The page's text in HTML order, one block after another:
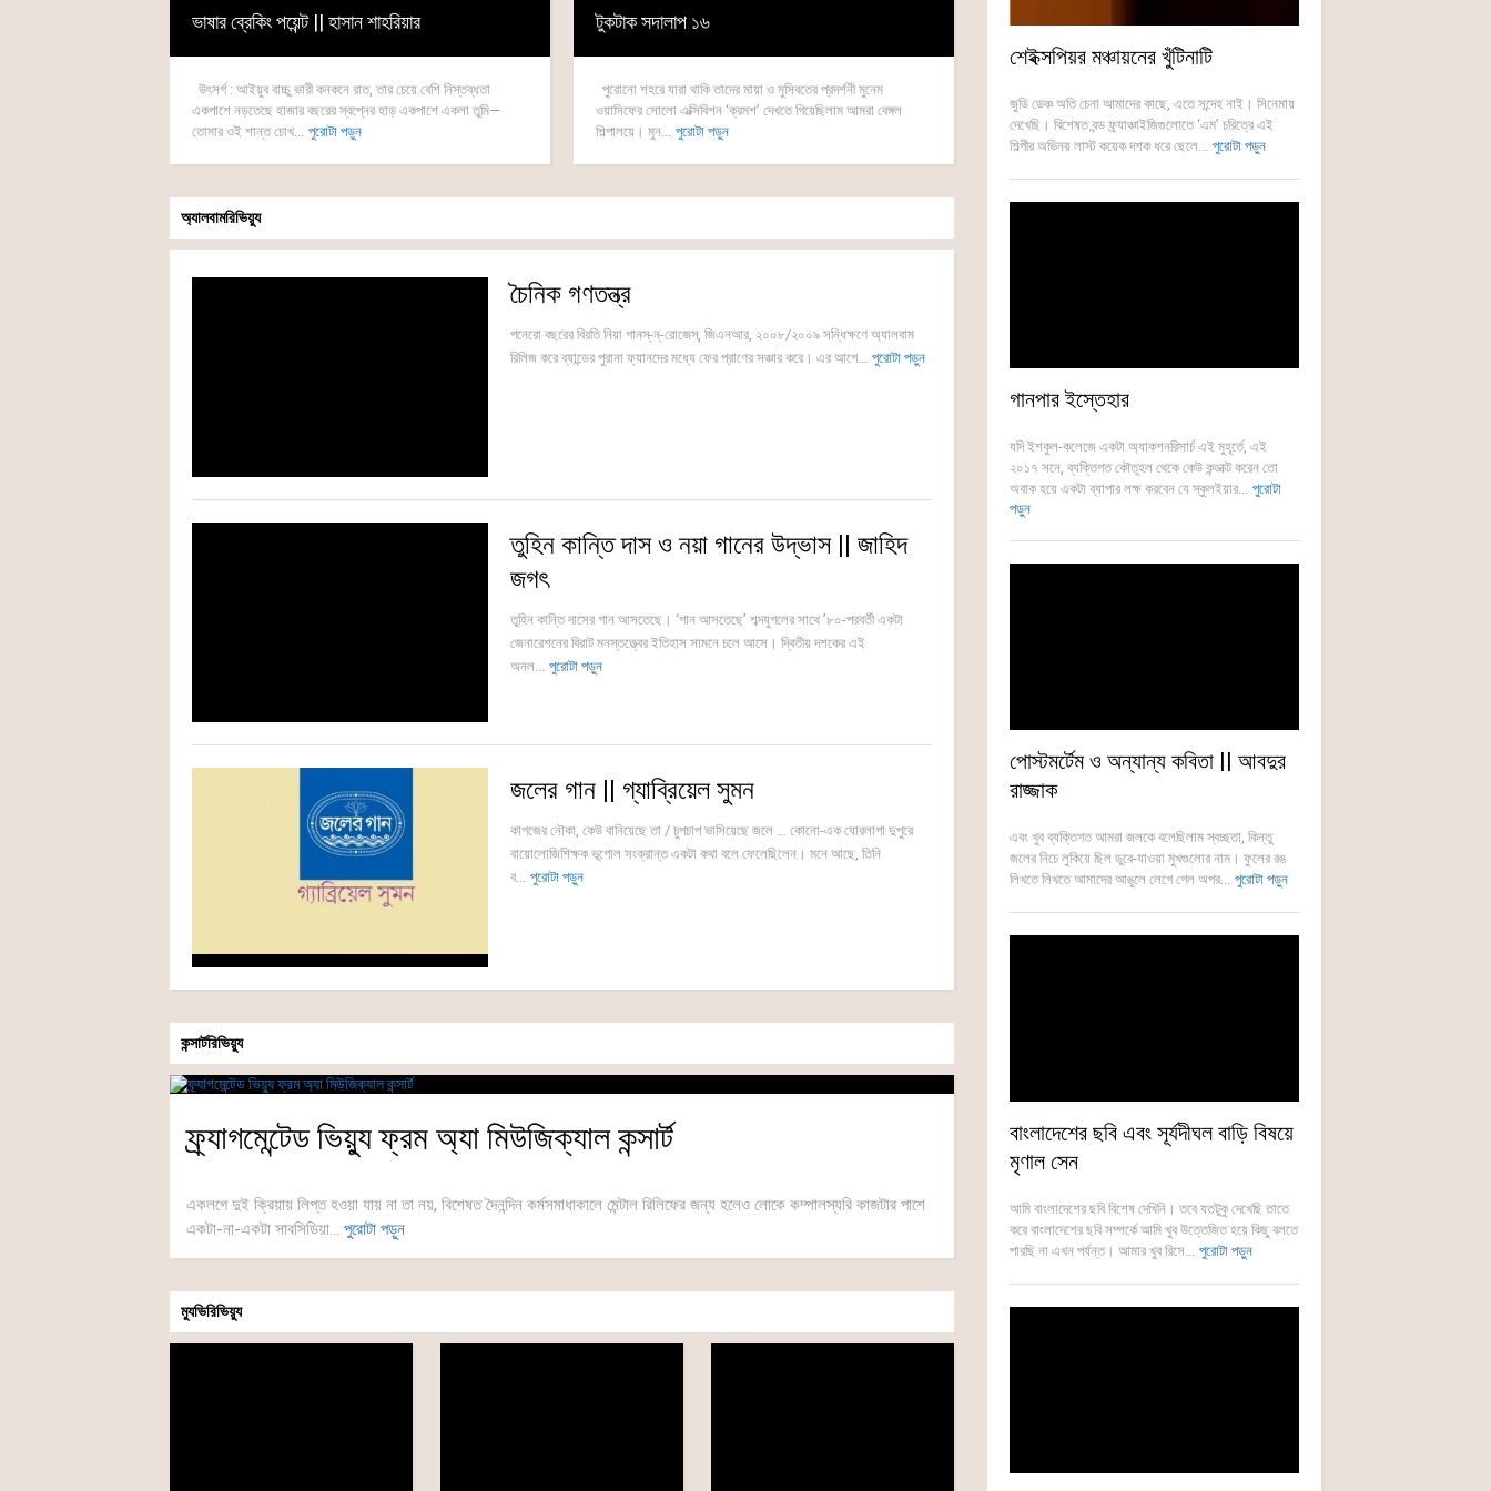
ভাষার ব্রেকিং পয়েন্ট || হাসান শাহরিয়ার
উৎসর্গ : আইয়ুব বাচ্চু ভারী কনকনে রাত, তার চেয়ে বেশি নিস্তব্ধতা
একপাশে নড়তেছে হাজার বছরের স্বপ্নের হাড় একপাশে একলা তুমি—
তোমার ওই শান্ত চোখ...
পুরোটা পড়ুন
টুকটাক সদালাপ ১৬
পুরোনো শহরে যারা থাকি তাদের মায়া ও মুসিবতের প্রদর্শনী মুনেম
ওয়াসিফের সোলো এক্সিবিশন ‘ক্রমশ’ দেখতে গিয়েছিলাম আমরা বেঙ্গল
শিল্পালয়ে। মুন...
পুরোটা পড়ুন
অ্যালবামরিভিয়্যু
চৈনিক গণতন্ত্র
পনেরো বছরের বিরতি নিয়া গানস্-ন্-রোজেস্, জিএনআর, ২০০৮/২০০৯ সন্ধিক্ষণে অ্যালবাম
রিলিজ করে ব্যান্ডের পুরানা ফ্যানদের মধ্যে ফের প্রাণের সঞ্চার করে। এর আগে...
পুরোটা পড়ুন
তুহিন কান্তি দাস ও নয়া গানের উদ্ভাস || জাহিদ
জগৎ
তুহিন কান্তি দাসের গান আসতেছে। ‘গান আসতেছে’ শব্দযুগলের সাথে ’৮০-পরবর্তী একটা
জেনারেশনের বিরাট মনস্তত্ত্বের ইতিহাস সামনে চলে আসে। দ্বিতীয় দশকের এই
অনল...
পুরোটা পড়ুন
জলের গান || গ্যাব্রিয়েল সুমন
কাগজের নৌকা, কেউ বানিয়েছে তা / চুপচাপ ভাসিয়েছে জলে … কোনো-এক ঘোরলাগা দুপুরে
বায়োলোজিশিক্ষক ভূগোল সংক্রান্ত একটা কথা বলে ফেলেছিলেন। মনে আছে, তিনি
ব...
পুরোটা পড়ুন
কন্সার্টরিভিয়্যু
ফ্র্যাগমেন্টেড ভিয়্যু ফ্রম অ্যা মিউজিক্যাল কন্সার্ট
একলগে দুই ক্রিয়ায় লিপ্ত হওয়া যায় না তা নয়, বিশেষত দৈনন্দিন কর্মসমাধাকালে মেন্টাল রিলিফের জন্য হলেও লোকে কম্পালস্যরি কাজটার পাশে
একটা-না-একটা সাবসিডিয়া... পুরোটা পড়ুন
ম্যুভিরিভিয়্যু
শেইক্সপিয়র মঞ্চায়নের খুঁটিনাটি
জুডি ডেঞ্চ অতি চেনা আমাদের কাছে, এতে সন্দেহ নাই। সিনেমায়
দেখেছি। বিশেষত বন্ড ফ্র্যাঞ্চাইজিগুলোতে ‘এম’ চরিত্রে এই
শিল্পীর অভিনয় লাস্ট কয়েক দশক ধরে ছেলে... পুরোটা পড়ুন
গানপার ইস্তেহার
যদি ইশকুল-কলেজে একটা অ্যাকশনরিসার্চ এই মুহূর্তে, এই
২০১৭ সনে, ব্যক্তিগত কৌতূহল থেকে কেউ কন্ডাক্ট করেন তো
অবাক হয়ে একটা ব্যাপার লক্ষ করবেন যে স্কুলইয়ার... পুরোটা
পড়ুন
পোস্টমর্টেম ও অন্যান্য কবিতা || আবদুর
রাজ্জাক
এবং খুব ব্যক্তিগত আমরা জলকে বলেছিলাম স্বচ্ছতা, কিন্তু
জলের নিচে লুকিয়ে ছিল ডুবে-যাওয়া মুখগুলোর নাম। ফুলের রঙ
লিখতে লিখতে আমাদের আঙুলে লেগে গেল অপর... পুরোটা পড়ুন
বাংলাদেশের ছবি এবং সূর্যদীঘল বাড়ি বিষয়ে
মৃণাল সেন
আমি বাংলাদেশের ছবি বিশেষ দেখিনি। তবে যতটুকু দেখেছি তাতে
করে বাংলাদেশের ছবি সম্পর্কে আমি খুব উত্তেজিত হয়ে কিছু বলতে
পারছি না এখন পর্যন্ত। আমার খুব রিসে... পুরোটা পড়ুন